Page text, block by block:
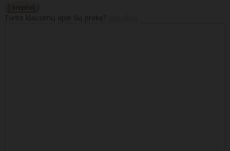
Turite klausimų apie šią prekę?